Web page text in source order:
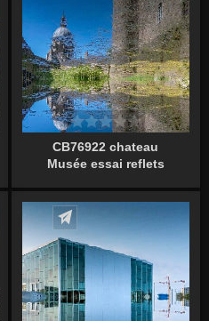
CB76922 chateau
Musée essai reflets